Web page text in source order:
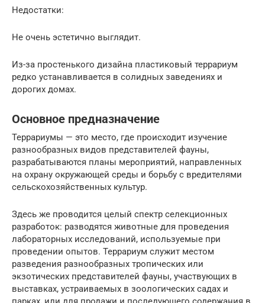
Недостатки:
Не очень эстетично выглядит.
Из-за простенького дизайна пластиковый террариум
редко устанавливается в солидных заведениях и
дорогих домах.
Основное предназначение
Террариумы — это место, где происходит изучение
разнообразных видов представителей фауны,
разрабатываются планы мероприятий, направленных
на охрану окружающей среды и борьбу с вредителями
сельскохозяйственных культур.
Здесь же проводится целый спектр селекционных
разработок: разводятся животные для проведения
лабораторных исследований, используемые при
проведении опытов. Террариум служит местом
разведения разнообразных тропических или
экзотических представителей фауны, участвующих в
выставках, устраиваемых в зоологических садах и